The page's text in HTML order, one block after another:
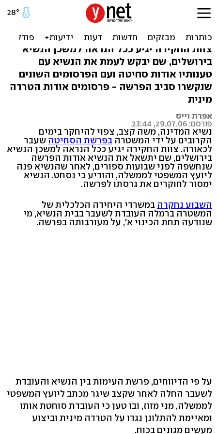
פרשת הסחיטה: הנשיא ייחקר
בימים הקרובים
צוות החקירה יגיע ככל הנראה למשכן הנשיא
בירושלים, שם יבקש לעמת את הנשיא עם
טענותיו אודות סחיטה ועם הפרסומים השונים
שנקשרו סביב הפרשה - פרסומים אודות הטרדה
מינית
אפרת וייס
פורסם: 29.07.06, 23:44
נשיא המדינה, משה קצב, צפוי להיחקר בימים
הקרובים על ידי המשטרה בפרשת הסחיטה שעבר
לכאורה. צוות החקירה יגיע ככל הנראה למשכן הנשיא
בירושלים, שם יתשאל את הנשיא אודות הפרשה
שנחשפה לפני שבועות ספורים, לאחר שהנשיא פנה
ליועץ המשפטי לממשלה, והודיע כי נסחט. הנשיא
ימסור לחוקרים את גרסתו לפרשה.
השבוע נחקרה במשרדי היחידה הכלכלית של
המשטרה ברמלה העובדת לשעבר בבית הנשיא, מי
שנודעה תחת הכינוי א', על מעורבותה בפרשה.
על פי הדיווחים, פרשת העימות בין הנשיא והעובדת
לשעבר החלה לאחר שקצב שיגר מכתב ליועץ המשפטי
לממשלה, מני מזוז, ובו טען כי העובדת סוחטת אותו
ומאיימת להתלונן נגדו על הטרדה מינית וביצוע
מעשים מגונים בכוח.